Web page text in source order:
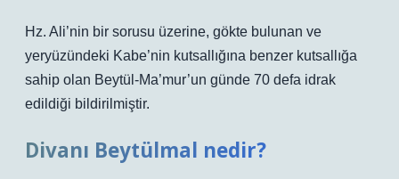
Hz. Ali’nin bir sorusu üzerine, gökte bulunan ve
yeryüzündeki Kabe’nin kutsallığına benzer kutsallığa
sahip olan Beytül-Ma’mur’un günde 70 defa idrak
edildiği bildirilmiştir.
Divanı Beytülmal nedir?